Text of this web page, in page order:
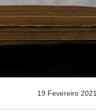
19 Fevereiro 2021